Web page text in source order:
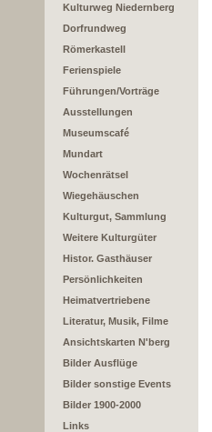
Kulturweg Niedernberg
Dorfrundweg
Römerkastell
Ferienspiele
Führungen/Vorträge
Ausstellungen
Museumscafé
Mundart
Wochenrätsel
Wiegehäuschen
Kulturgut, Sammlung
Weitere Kulturgüter
Histor. Gasthäuser
Persönlichkeiten
Heimatvertriebene
Literatur, Musik, Filme
Ansichtskarten N'berg
Bilder Ausflüge
Bilder sonstige Events
Bilder 1900-2000
Links